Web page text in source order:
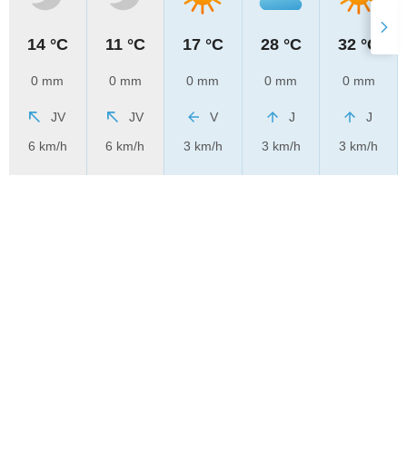
14 °C
0 mm
JV
6 km/h
11 °C
0 mm
JV
6 km/h
17 °C
0 mm
V
3 km/h
28 °C
0 mm
J
3 km/h
32 °C
0 mm
J
3 km/h